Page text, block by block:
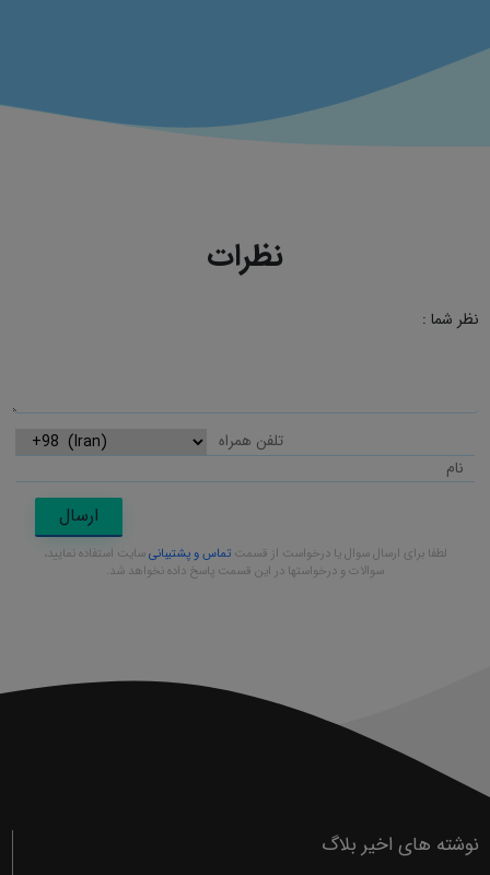
نظرات
نظر شما :
ارسال
لطفا برای ارسال سوال یا درخواست از قسمتتماس و پشتیبانیسایت استفاده نمایید،
سوالات و درخواستها در این قسمت پاسخ داده نخواهد شد.
نوشته های اخیر بلاگ